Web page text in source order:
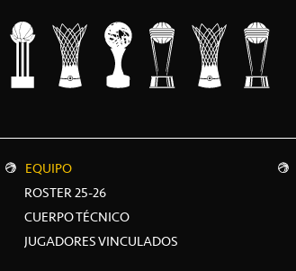
EQUIPO
ROSTER 25-26
CUERPO TÉCNICO
JUGADORES VINCULADOS